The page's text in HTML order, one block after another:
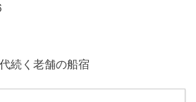
続く老舗の船宿